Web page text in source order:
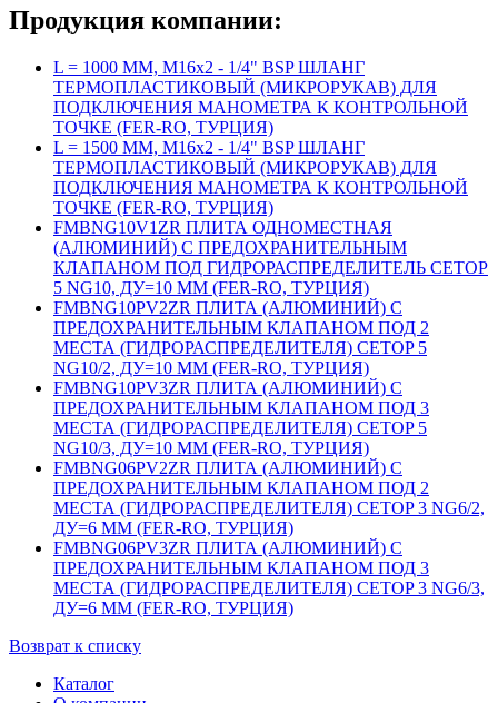
Продукция компании:
L = 1000 ММ, M16x2 - 1/4" BSP ШЛАНГ
ТЕРМОПЛАСТИКОВЫЙ (МИКРОРУКАВ) ДЛЯ
ПОДКЛЮЧЕНИЯ МАНОМЕТРА К КОНТРОЛЬНОЙ
ТОЧКЕ (FER-RO, ТУРЦИЯ)
L = 1500 ММ, M16x2 - 1/4" BSP ШЛАНГ
ТЕРМОПЛАСТИКОВЫЙ (МИКРОРУКАВ) ДЛЯ
ПОДКЛЮЧЕНИЯ МАНОМЕТРА К КОНТРОЛЬНОЙ
ТОЧКЕ (FER-RO, ТУРЦИЯ)
FMBNG10V1ZR ПЛИТА ОДНОМЕСТНАЯ
(АЛЮМИНИЙ) С ПРЕДОХРАНИТЕЛЬНЫМ
КЛАПАНОМ ПОД ГИДРОРАСПРЕДЕЛИТЕЛЬ CETOP
5 NG10, ДУ=10 ММ (FER-RO, ТУРЦИЯ)
FMBNG10PV2ZR ПЛИТА (АЛЮМИНИЙ) С
ПРЕДОХРАНИТЕЛЬНЫМ КЛАПАНОМ ПОД 2
МЕСТА (ГИДРОРАСПРЕДЕЛИТЕЛЯ) CETOP 5
NG10/2, ДУ=10 ММ (FER-RO, ТУРЦИЯ)
FMBNG10PV3ZR ПЛИТА (АЛЮМИНИЙ) С
ПРЕДОХРАНИТЕЛЬНЫМ КЛАПАНОМ ПОД 3
МЕСТА (ГИДРОРАСПРЕДЕЛИТЕЛЯ) CETOP 5
NG10/3, ДУ=10 ММ (FER-RO, ТУРЦИЯ)
FMBNG06PV2ZR ПЛИТА (АЛЮМИНИЙ) С
ПРЕДОХРАНИТЕЛЬНЫМ КЛАПАНОМ ПОД 2
МЕСТА (ГИДРОРАСПРЕДЕЛИТЕЛЯ) CETOP 3 NG6/2,
ДУ=6 ММ (FER-RO, ТУРЦИЯ)
FMBNG06PV3ZR ПЛИТА (АЛЮМИНИЙ) С
ПРЕДОХРАНИТЕЛЬНЫМ КЛАПАНОМ ПОД 3
МЕСТА (ГИДРОРАСПРЕДЕЛИТЕЛЯ) CETOP 3 NG6/3,
ДУ=6 ММ (FER-RO, ТУРЦИЯ)
Возврат к списку
Каталог